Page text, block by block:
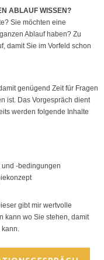
ABLAUF WISSEN?
Sie möchten eine
Ablauf haben? Zu
damit Sie im Vorfeld schon
genügend Zeit für Fragen
ist. Das Vorgespräch dient
werden folgende Inhalte
und -bedingungen
gibt mir wertvolle
kann wo Sie stehen, damit
kann.